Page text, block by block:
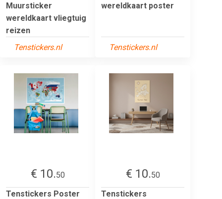
Muursticker
wereldkaart vliegtuig
reizen
Tenstickers.nl
wereldkaart poster
Tenstickers.nl
€ 10.50
Tenstickers Poster
€ 10.50
Tenstickers